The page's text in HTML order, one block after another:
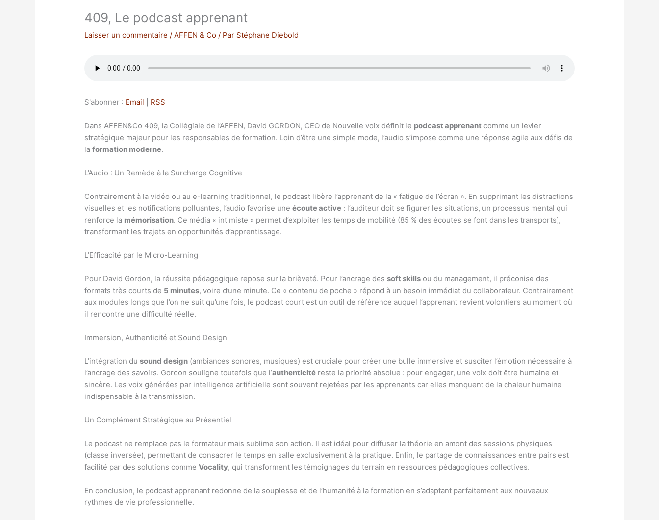
409, Le podcast apprenant
Laisser un commentaire /AFFEN & Co / Par Stéphane Diebold
S'abonner : Email RSS
Dans AFFEN&Co 409, la Collégiale de l’AFFEN, David GORDON, CEO de Nouvelle voix définit le podcast apprenant comme un levier
stratégique majeur pour les responsables de formation. Loin d’être une simple mode, l’audio s’impose comme une réponse agile aux défis de
laformation moderne.
L’Audio : Un Remède à la Surcharge Cognitive
Contrairement à la vidéo ou au e-learning traditionnel, le podcast libère l’apprenant de la « fatigue de l’écran ». En supprimant les distractions
visuelles et les notifications polluantes, l’audio favorise uneécoute active : l’auditeur doit se figurer les situations, un processus mental qui
renforce la mémorisation. Ce média « intimiste » permet d’exploiter les temps de mobilité (85 % des écoutes se font dans les transports),
transformant les trajets en opportunités d’apprentissage.
L’Efficacité par le Micro-Learning
Pour David Gordon, la réussite pédagogique repose sur la brièveté. Pour l’ancrage dessoft skills ou du management, il préconise des
formats très courts de 5 minutes, voire d’une minute. Ce « contenu de poche » répond à un besoin immédiat du collaborateur. Contrairement
aux modules longs que l’on ne suit qu’une fois, le podcast court est un outil de référence auquel l’apprenant revient volontiers au moment où
il rencontre une difficulté réelle.
Immersion, Authenticité et Sound Design
L’intégration dusound design (ambiances sonores, musiques) est cruciale pour créer une bulle immersive et susciter l’émotion nécessaire à
l’ancrage des savoirs. Gordon souligne toutefois que l’authenticité reste la priorité absolue : pour engager, une voix doit être humaine et
sincère. Les voix générées par intelligence artificielle sont souvent rejetées par les apprenants car elles manquent de la chaleur humaine
indispensable à la transmission.
Un Complément Stratégique au Présentiel
Le podcast ne remplace pas le formateur mais sublime son action. Il est idéal pour diffuser la théorie en amont des sessions physiques
(classe inversée), permettant de consacrer le temps en salle exclusivement à la pratique. Enfin, le partage de connaissances entre pairs est
facilité par des solutions commeVocality, qui transforment les témoignages du terrain en ressources pédagogiques collectives.
En conclusion, le podcast apprenant redonne de la souplesse et de l’humanité à la formation en s’adaptant parfaitement aux nouveaux
rythmes de vie professionnelle.